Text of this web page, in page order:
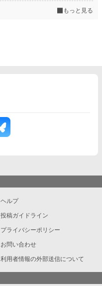
もっと見る
ヘルプ
投稿ガイドライン
プライバシーポリシー
お問い合わせ
利用者情報の外部送信について